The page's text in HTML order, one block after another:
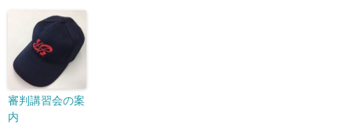
審判講習会の案
内